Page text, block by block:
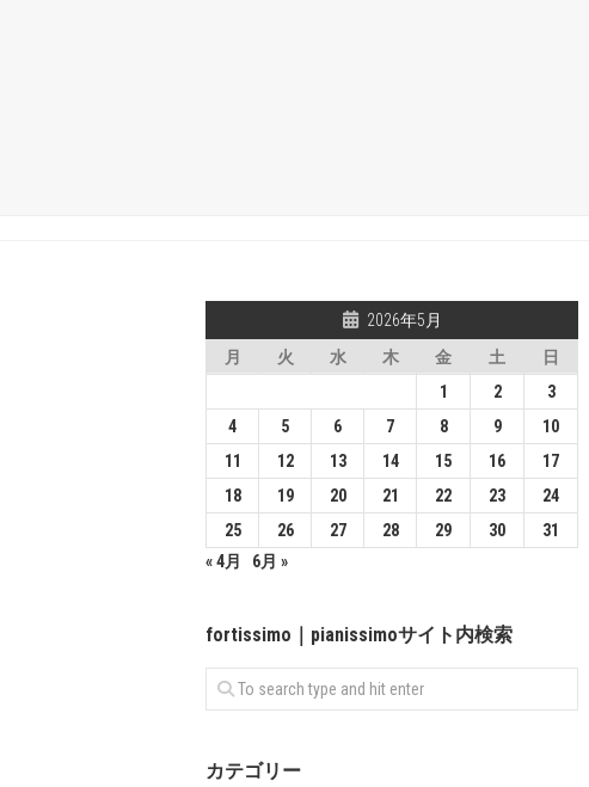
2026年5月
月
火 水 木 金 土
日
1
2
3
4
5 6 7 8 9
10
11
12 13 14 15 16
17
18
19 20 21 22 23
24
25
26 27 28 29 30
31
« 4月
6月 »
fortissimo｜pianissimoサイト内検索
カテゴリー